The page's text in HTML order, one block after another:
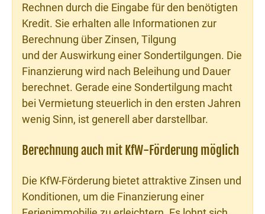
Rechnen durch die Eingabe für den benötigten
Kredit. Sie erhalten alle Informationen zur
Berechnung über Zinsen, Tilgung
und der Auswirkung einer Sondertilgungen. Die
Finanzierung wird nach Beleihung und Dauer
berechnet. Gerade eine Sondertilgung macht
bei Vermietung steuerlich in den ersten Jahren
wenig Sinn, ist generell aber darstellbar.
Berechnung auch mit KfW-Förderung möglich
Die KfW-Förderung bietet attraktive Zinsen und
Konditionen, um die Finanzierung einer